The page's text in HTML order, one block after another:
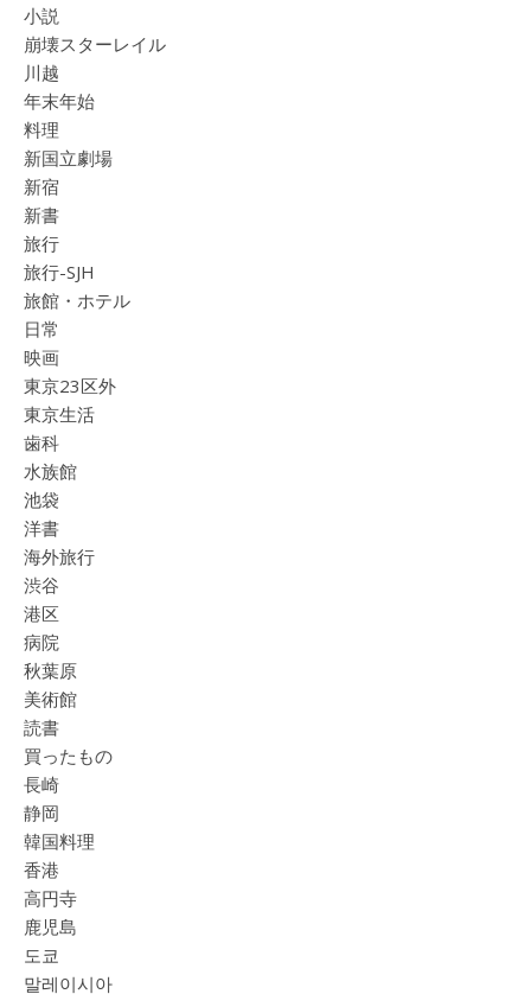
小説
崩壊スターレイル
川越
年末年始
料理
新国立劇場
新宿
新書
旅行
旅行-SJH
旅館・ホテル
日常
映画
東京23区外
東京生活
歯科
水族館
池袋
洋書
海外旅行
渋谷
港区
病院
秋葉原
美術館
読書
買ったもの
長崎
静岡
韓国料理
香港
高円寺
鹿児島
도쿄
말레이시아